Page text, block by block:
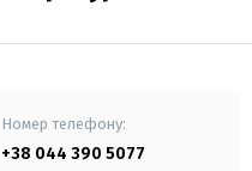
Номер телефону:
+38 044 390 5077